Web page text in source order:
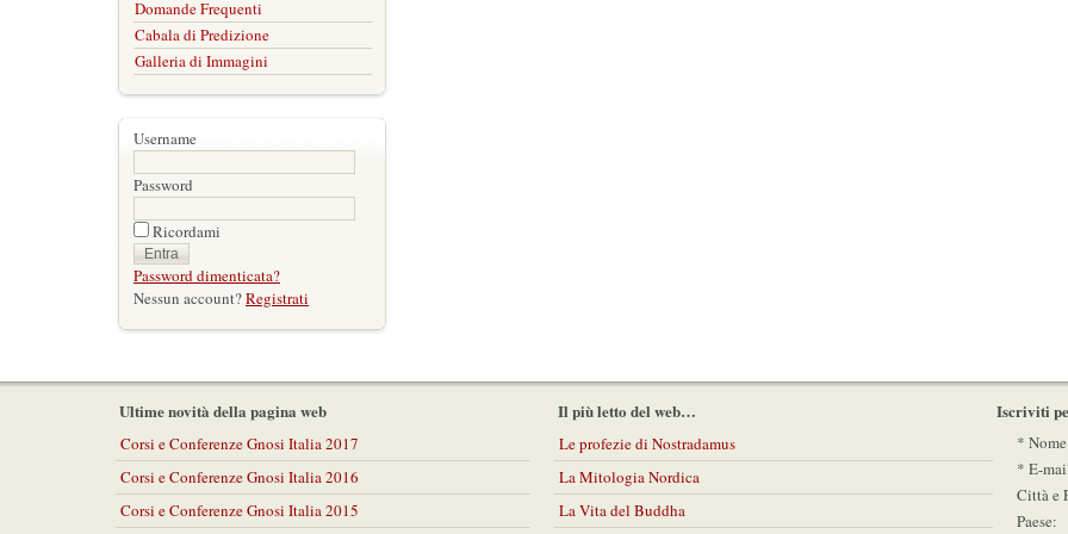
Domande Frequenti
Cabala di Predizione
Galleria di Immagini
Username
Password
Ricordami
Password dimenticata?
Nessun account?Registrati
Ultime novità della pagina web
Corsi e Conferenze Gnosi Italia 2017
Corsi e Conferenze Gnosi Italia 2016
Corsi e Conferenze Gnosi Italia 2015
Il più letto del web…
Le profezie di Nostradamus
La Mitologia Nordica
La Vita del Buddha
Iscriviti
*
* E-
Città e
Paese: